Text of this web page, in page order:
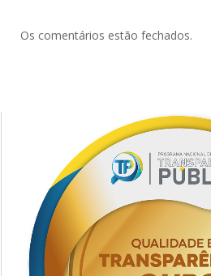
Os comentários estão fechados.